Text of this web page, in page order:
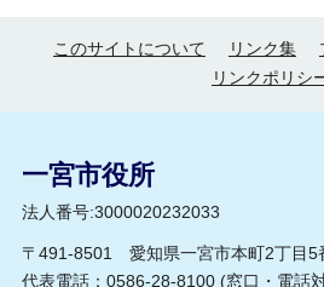
このサイトについて リンク集
リンクポリシ
一宮市役所
法人番号:3000020232033
〒491-8501 愛知県一宮市本町2丁目5
代表電話：0586-28-8100 (窓口・電話